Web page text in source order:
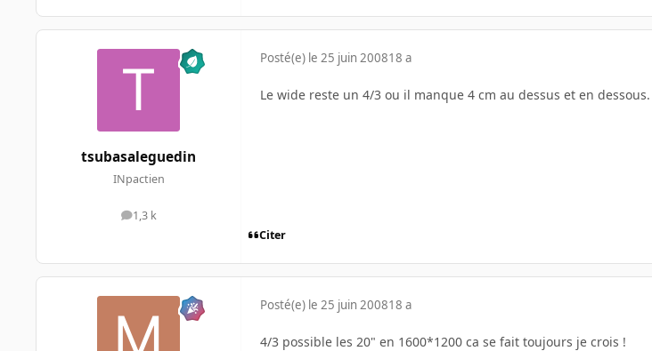
tsubasaleguedin
INpactien
1,3 k
messages
Posté(e) le 25 juin 200818 a
Le wide reste un 4/3 ou il manque 4 cm au dessus et en dessous.
Citer
Posté(e) le 25 juin 200818 a
4/3 possible les 20" en 1600*1200 ca se fait toujours je crois !